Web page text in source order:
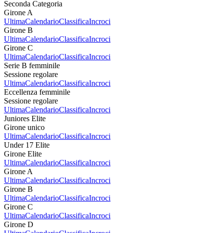
Seconda Categoria
Girone A
UltimaCalendarioClassificaIncroci
Girone B
UltimaCalendarioClassificaIncroci
Girone C
UltimaCalendarioClassificaIncroci
Serie B femminile
Sessione regolare
UltimaCalendarioClassificaIncroci
Eccellenza femminile
Sessione regolare
UltimaCalendarioClassificaIncroci
Juniores Elite
Girone unico
UltimaCalendarioClassificaIncroci
Under 17 Elite
Girone Elite
UltimaCalendarioClassificaIncroci
Girone A
UltimaCalendarioClassificaIncroci
Girone B
UltimaCalendarioClassificaIncroci
Girone C
UltimaCalendarioClassificaIncroci
Girone D